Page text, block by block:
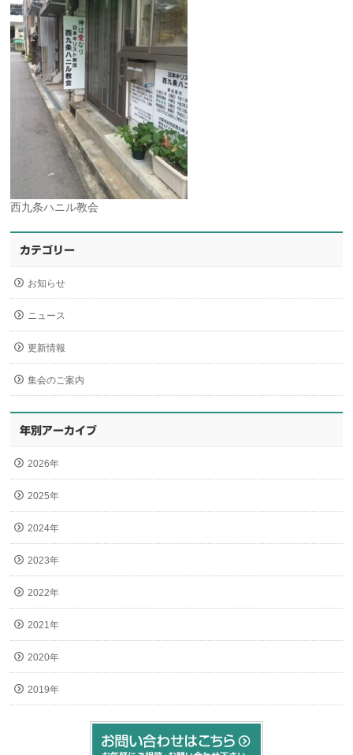
西九条ハニル教会
カテゴリー
お知らせ
ニュース
更新情報
集会のご案内
年別アーカイブ
2026年
2025年
2024年
2023年
2022年
2021年
2020年
2019年